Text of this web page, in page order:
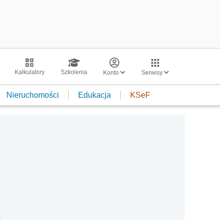
Kalkulatory Szkolenia Konto Serwisy
Nieruchomości Edukacja KSeF